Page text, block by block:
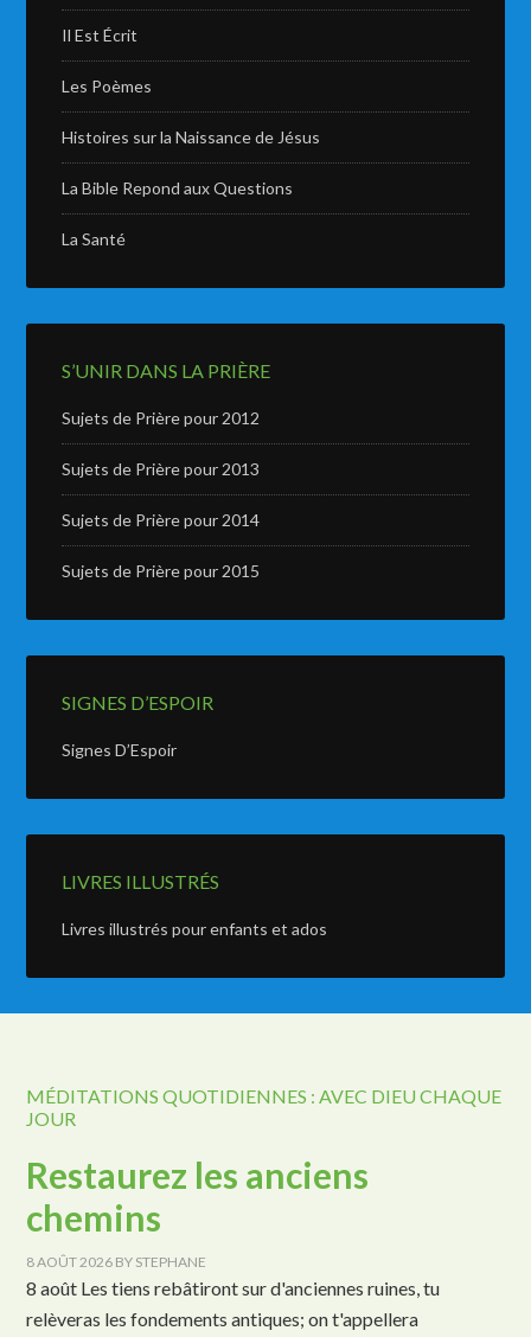
Il Est Écrit
Les Poèmes
Histoires sur la Naissance de Jésus
La Bible Repond aux Questions
La Santé
S’UNIR DANS LA PRIÈRE
Sujets de Prière pour 2012
Sujets de Prière pour 2013
Sujets de Prière pour 2014
Sujets de Prière pour 2015
SIGNES D’ESPOIR
Signes D’Espoir
LIVRES ILLUSTRÉS
Livres illustrés pour enfants et ados
MÉDITATIONS QUOTIDIENNES : AVEC DIEU CHAQUE
JOUR
Restaurez les anciens
chemins
8 AOÛT 2026 BY STEPHANE
8 août Les tiens rebâtiront sur d'anciennes ruines, tu
relèveras les fondements antiques; on t'appellera